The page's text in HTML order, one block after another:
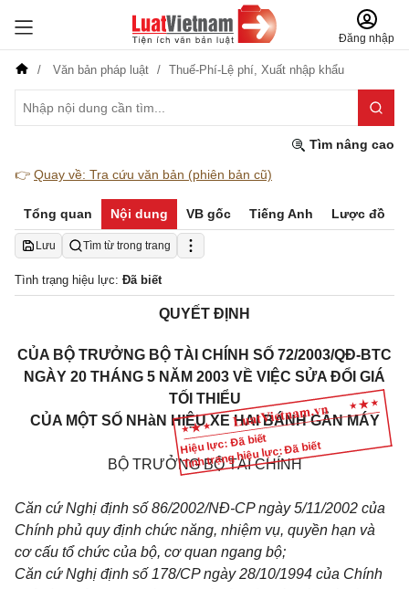
Đăng nhập
Văn bản pháp luật Thuế-Phí-Lệ phí, Xuất nhập khẩu
Tìm nâng cao
👉 Quay về: Tra cứu văn bản (phiên bản cũ)
Tổng quan Nội dung VB gốc Tiếng Anh Lược đồ
Lưu Tìm từ trong trang
Tình trạng hiệu lực: Đã biết
Hiệu lực: Đã biết
Tình trạng hiệu lực: Đã biết
QUYẾT ĐỊNH
CỦA BỘ TRƯỞNG BỘ TÀI CHÍNH SỐ 72/2003/QĐ-BTC
NGÀY 20 THÁNG 5 NĂM 2003 VỀ VIỆC SỬA ĐỔI GIÁ
TỐI THIỂU
CỦA MỘT SỐ NHàN HIỆU XE HAI BÁNH GẮN MÁY
BỘ TRƯỞNG BỘ TÀI CHÍNH
Căn cứ Nghị định số 86/2002/NĐ-CP ngày 5/11/2002 của
Chính phủ quy định chức năng, nhiệm vụ, quyền hạn và
cơ cấu tổ chức của bộ, cơ quan ngang bộ;
Căn cứ Nghị định số 178/CP ngày 28/10/1994 của Chính